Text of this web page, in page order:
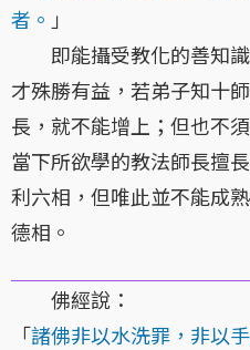
者。 」
即能攝受教化的善知識
才殊勝有益，若弟子知十
長，就不能增上；但也不
當下所欲學的教法師長擅
利六相，但唯此並不能成
德相。
佛經說：
「諸佛非以水洗罪，非以